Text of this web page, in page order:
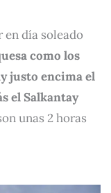
en día soleado
como los
justo encima el
el Salkantay
unas 2 horas